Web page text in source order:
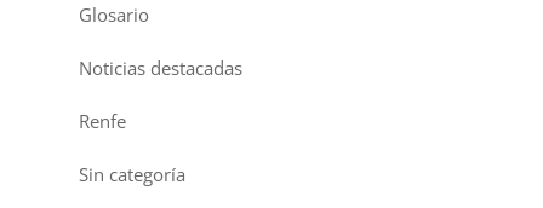
Glosario
Noticias destacadas
Renfe
Sin categoría